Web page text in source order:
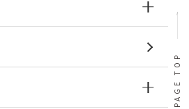
PAGE TOP